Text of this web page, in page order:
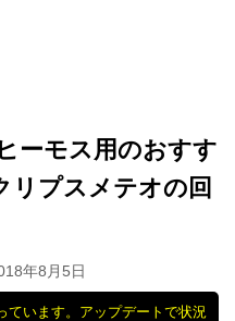
ーモス用のおすす
リプスメテオの回
年8月5日
ています。アップデートで状況